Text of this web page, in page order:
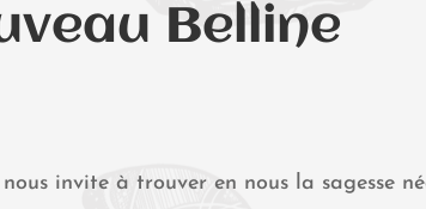
Belline
nous invite à trouver en nous la sagesse